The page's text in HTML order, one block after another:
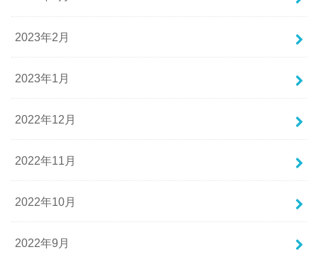
2023年2月
2023年1月
2022年12月
2022年11月
2022年10月
2022年9月